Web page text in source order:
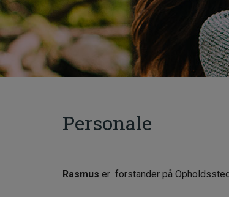
Personale
Rasmus er forstander på